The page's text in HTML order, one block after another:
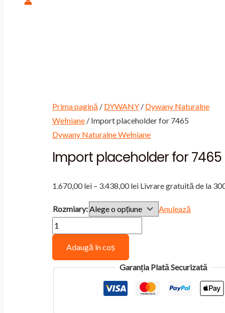
Prima pagină / DYWANY / Dywany Naturalne
Wełniane / Import placeholder for 7465
Dywany Naturalne Wełniane
Import placeholder for 7465
1.670,00lei – 3.438,00leiInterval
de
prețuri:
3.438,00 lei
Livrare gratuită de la
Rozmiary:
Anulează
Cantitate
Import
placeholder
for
Adaugă în coș
Garanția Plată Securizată